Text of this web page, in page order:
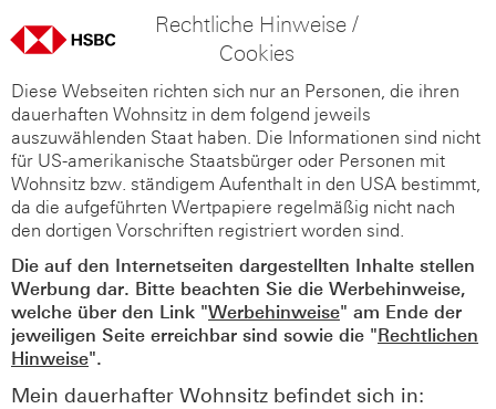
Rechtliche Hinweise /
Cookies
Diese Webseiten richten sich nur an Personen, die ihren
dauerhaften Wohnsitz in dem folgend jeweils
auszuwählenden Staat haben. Die Informationen sind nicht
für US-amerikanische Staatsbürger oder Personen mit
Wohnsitz bzw. ständigem Aufenthalt in den USA bestimmt,
da die aufgeführten Wertpapiere regelmäßig nicht nach
den dortigen Vorschriften registriert worden sind.
Die auf den Internetseiten dargestellten Inhalte stellen
Werbung dar. Bitte beachten Sie die Werbehinweise,
welche über den Link "Werbehinweise" am Ende der
jeweiligen Seite erreichbar sind sowie die "Rechtlichen
Hinweise".
Mein dauerhafter Wohnsitz befindet sich in: